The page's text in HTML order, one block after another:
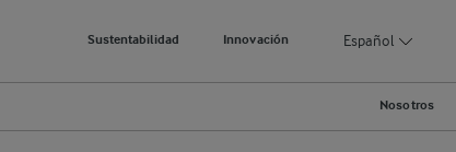
Sustentabilidad Innovación Español
Nosotros